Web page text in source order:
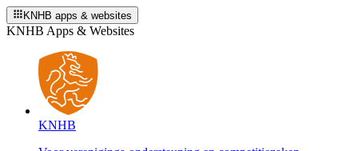
KNHB apps & websites
KNHB Apps & Websites
KNHB